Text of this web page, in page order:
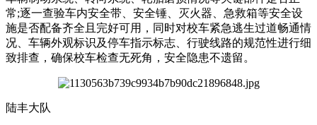
常;逐一查验车内安全带、安全锤、灭火器、急救箱等安全设
施是否配备齐全且完好可用，同时对校车紧急逃生过道畅通情
况、车辆外观标识及停车指示标志、行驶线路的规范性进行细
致排查，确保校车检查无死角，安全隐患不遗留。
陆丰大队